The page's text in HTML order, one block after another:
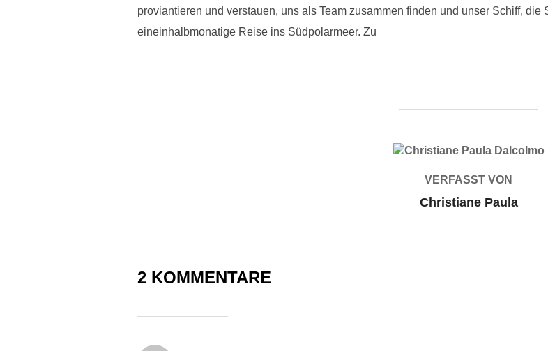
proviantieren und verstauen, uns als Team zusammen finden und unser Schiff,
eineinhalbmonatige Reise ins Südpolarmeer. Zu
BEITRAGSAUTOR
VERFASST VON
Christiane Paula
2 KOMMENTARE